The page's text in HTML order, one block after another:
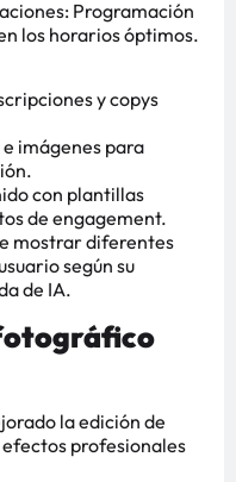
Programación
los horarios óptimos.
y copys
imágenes para
con plantillas
de engagement.
mostrar diferentes
según su
de IA.
la edición de
profesionales